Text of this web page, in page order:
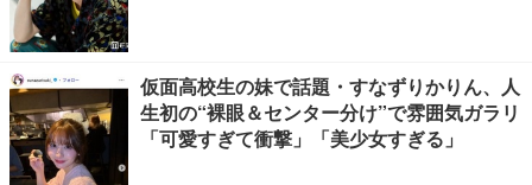
仮面高校生の妹で話題・すなずりかりん、人
生初の“裸眼＆センター分け”で雰囲気ガラリ
「可愛すぎて衝撃」「美少女すぎる」